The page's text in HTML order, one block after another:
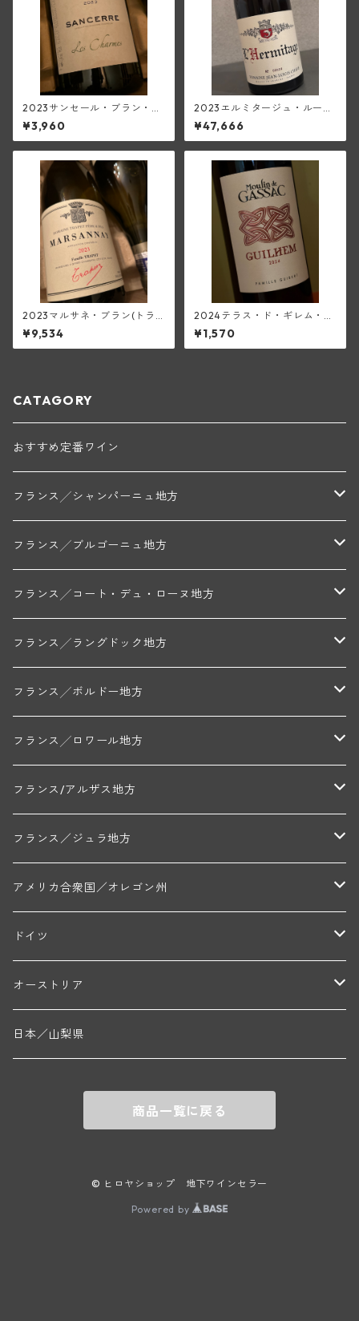
2023サンセール・ブラン・
レ・シャルム(アンドレ・ヴァ
タン)
¥3,960
2023エルミタージュ・ルージ
ュ(ジャン・ルイ・シャーヴ)
¥47,666
2023マルサネ・ブラン(トラ
ペ)
¥9,534
2024テラス・ド・ギレム・ル
ージュ・ヴィエーユ・ヴィー
ニュ<ペイ・デロ―>(ムーラ
ン・ド・ガサック)
¥1,570
CATAGORY
おすすめ定番ワイン
フランス╱シャンパーニュ地方
モンターニュ・ド・ランス
トリシェ・ディディエ
コート・デ・ブラン
ミッシェル・ジュネ
フランス╱ブルゴーニュ地方
シャブリ地区
プティ・ポンティニィ(シャブリ)
アラン・マティアス(トネロワ)
コート・ド・ニュイ地区
クロード・デュガ(ジュヴレ・シャンベルタン)
セラファン・ペール・エ・フィス(ジュヴレ・シャンベルタン)
エマニュエル・ルジェ(フラジェ・エシェゾー)
ニコラ・ルジェ(フラジェ・エシェゾー)
ドニ・モルテ(ジュヴレ・シャンベルタン)
コート・ド・ボーヌ地区
フランソワーズ・ジャニアール(ペルナン・ヴェルジュレス)
マルキ・ダンジェルヴィル(ヴォルネー)
ドニ・ペール・エ・フィス(ペルナン・ヴェルジュレス)
コント・ラフォン(ムルソー)
フランソワ・ミクルスキ(ムルソー)
コート・シャロネーズ地区
ロワイエ(コート・デュ・クーショワ)
A&Pド・ヴィレーヌ(ブーズロン)
マコネ地区
マンシア・ポンセ(シャントレ)
ボージョレ地区
フランク・ジュイヤール(ジュリエナ)
ギイ・ブルトン(モルゴン)
フランス╱コート・デュ・ローヌ地方
北部地区
ジャン・ルイ・シャーヴ(エルミタージュ)
ジャン・ルイ・シャーヴ・セレクション(エルミタージュ)
南部地区
ル・ヴュー・ドンジョン(シャトーヌフ・デュ・パプ)
シャトー・ライヤ(シャトーヌフ・デュ・パプ)
フランス╱ラングドック地方
コトー・デュ・ラングドック地区
ド・ロルチュ(ヴァルフローネ)
ヴァン・ド・ペイ・ド・レロー
ムーラン・ド・ガサック
フランス╱ボルドー地方
アントル・ドゥー・メール地区
シャトー・レストリーユ
メドック地区
シャトー・ル・タンプル
フランス╱ロワール地方
ペイ・ナンテ地区
デ・オー・ペミオン(ムスカデ)
サントル・ニヴェルネ地区
ディディエ・ダグノー(プイィ・フュメ)
レジス・ミネ(プイィ・フュメ)
トゥーレーヌ地区
ド・ラ・ノブレ(シノン)
フランス/アルザス地方
ロリー・ガスマン
フランス／ジュラ地方
アルボワ
ペリカン
アメリカ合衆国／オレゴン州
ウィラメット・ヴァレー
ニコラ・ジェイ
ドイツ
ラインガウ
ゲオルグ・ブロイヤー
フランケン
オーストリア
テルメンレギオン
セップ・モーザ―
カンプタール
日本／山梨県
商品一覧に戻る
© ヒロヤショップ 地下ワインセラー
Powered by